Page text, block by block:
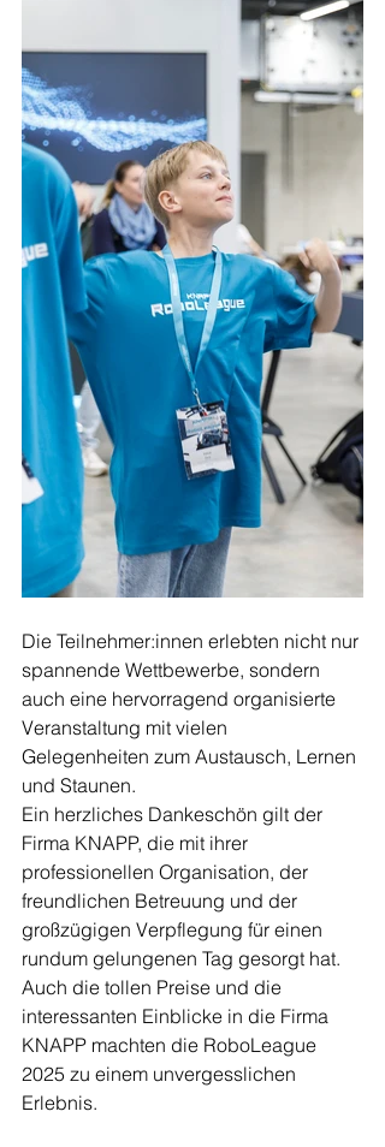
Die Teilnehmer:innen erlebten nicht nur
spannende Wettbewerbe, sondern
auch eine hervorragend organisierte
Veranstaltung mit vielen
Gelegenheiten zum Austausch, Lernen
und Staunen.
Ein herzliches Dankeschön gilt der
Firma KNAPP, die mit ihrer
professionellen Organisation, der
freundlichen Betreuung und der
großzügigen Verpflegung für einen
rundum gelungenen Tag gesorgt hat.
Auch die tollen Preise und die
interessanten Einblicke in die Firma
KNAPP machten die RoboLeague
2025 zu einem unvergesslichen
Erlebnis.